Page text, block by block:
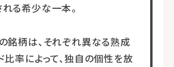
れる希少な一本。
銘柄は、それぞれ異なる熟成
比率によって、独自の個性を放